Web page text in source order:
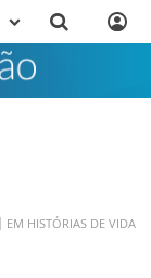
EM HISTÓRIAS DE VIDA